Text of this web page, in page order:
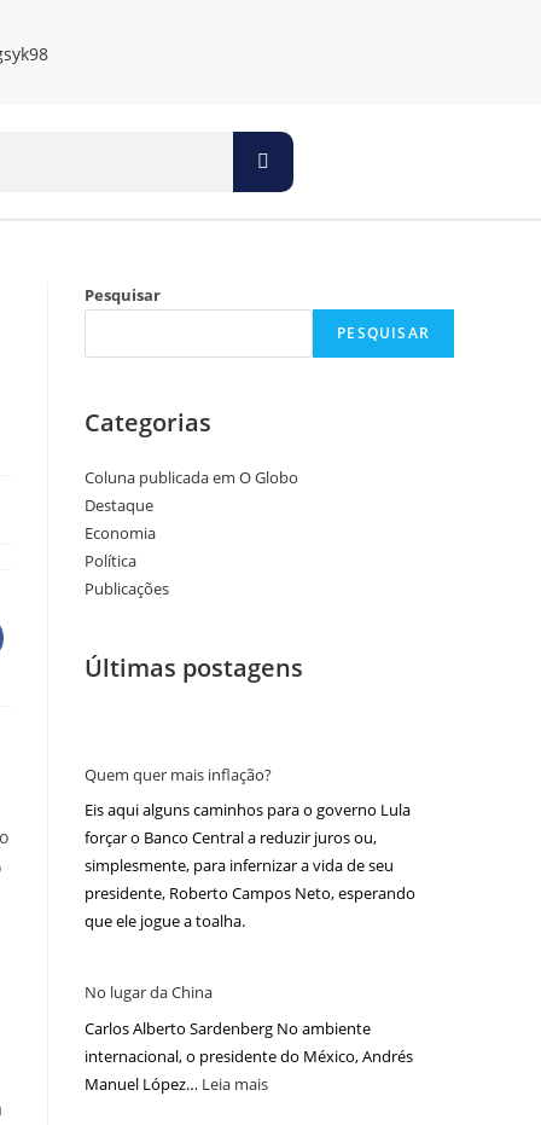
Pesquisar
PESQUISAR
Categorias
Coluna publicada em O Globo
Destaque
Economia
Política
Publicações
Últimas postagens
Quem quer mais inflação?
Eis aqui alguns caminhos para o governo Lula
forçar o Banco Central a reduzir juros ou,
simplesmente, para infernizar a vida de seu
presidente, Roberto Campos Neto, esperando
que ele jogue a toalha.
No lugar da China
Carlos Alberto Sardenberg No ambiente
internacional, o presidente do México, Andrés
Manuel López… Leia mais